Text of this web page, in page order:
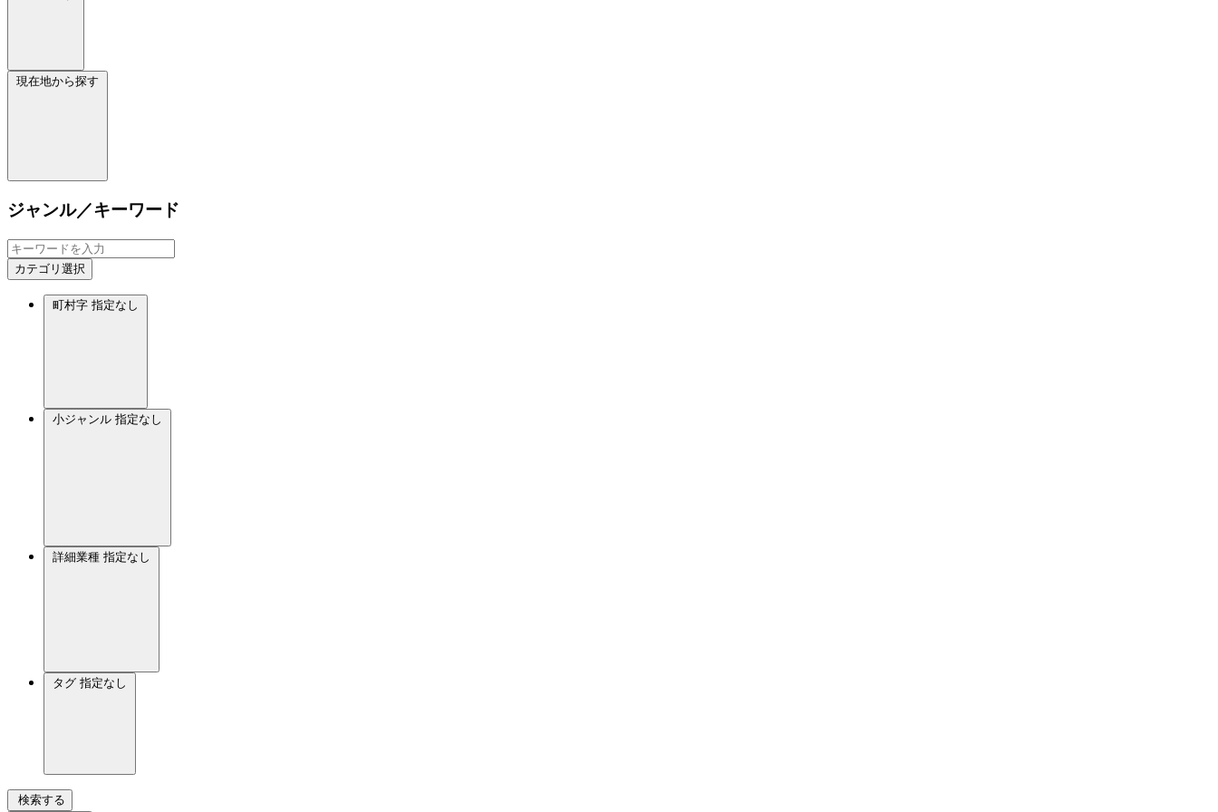
現在地から探す
ジャンル／キーワード
カテゴリ選択
町村字 指定なし
小ジャンル 指定なし
詳細業種 指定なし
タグ 指定なし
検索する